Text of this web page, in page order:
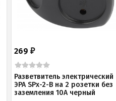
269₽
Разветвитель электрический
ЭРА SPx-2-B на 2 розетки без
заземления 10А черный